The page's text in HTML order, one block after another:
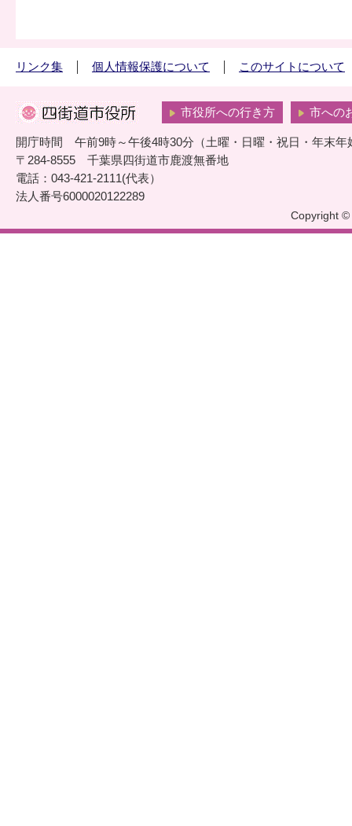
リンク集 個人情報保護について このサイトについて
市役所への行き方 市への
開庁時間 午前9時～午後4時30分（土曜・日曜・祝日・年末年
〒284-8555 千葉県四街道市鹿渡無番地
電話：043-421-2111(代表）
法人番号6000020122289
Copyright ©